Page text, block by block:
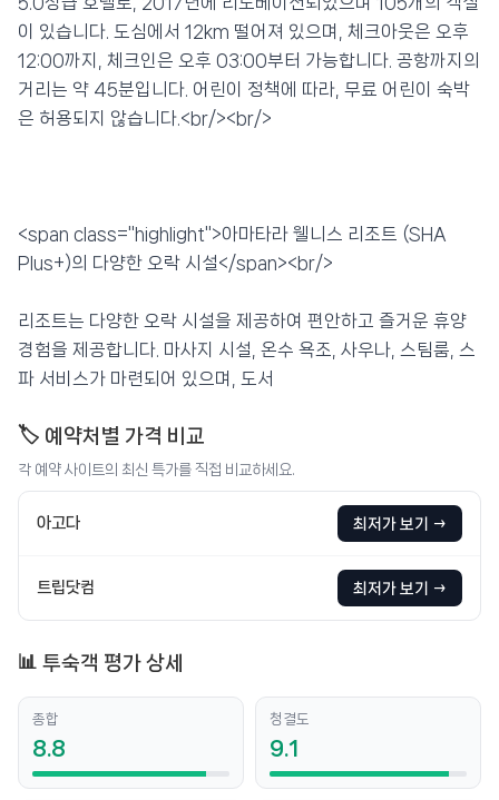
이 있습니다. 도심에서 12km 떨어져 있으며, 체크아웃은 오후
12:00까지, 체크인은 오후 03:00부터 가능합니다. 공항까지의
거리는 약 45분입니다. 어린이 정책에 따라, 무료 어린이 숙박
은 허용되지 않습니다.<br/><br/>
<span class="highlight">아마타라 웰니스 리조트 (SHA
Plus+)의 다양한 오락 시설</span><br/>
리조트는 다양한 오락 시설을 제공하여 편안하고 즐거운 휴양
경험을 제공합니다. 마사지 시설, 온수 욕조, 사우나, 스팀룸, 스
파 서비스가 마련되어 있으며, 도서
🏷️ 예약처별 가격 비교
각 예약 사이트의 최신 특가를 직접 비교하세요.
아고다 최저가 보기 →
트립닷컴 최저가 보기 →
📊 투숙객 평가 상세
종합
8.8
청결도
9.1